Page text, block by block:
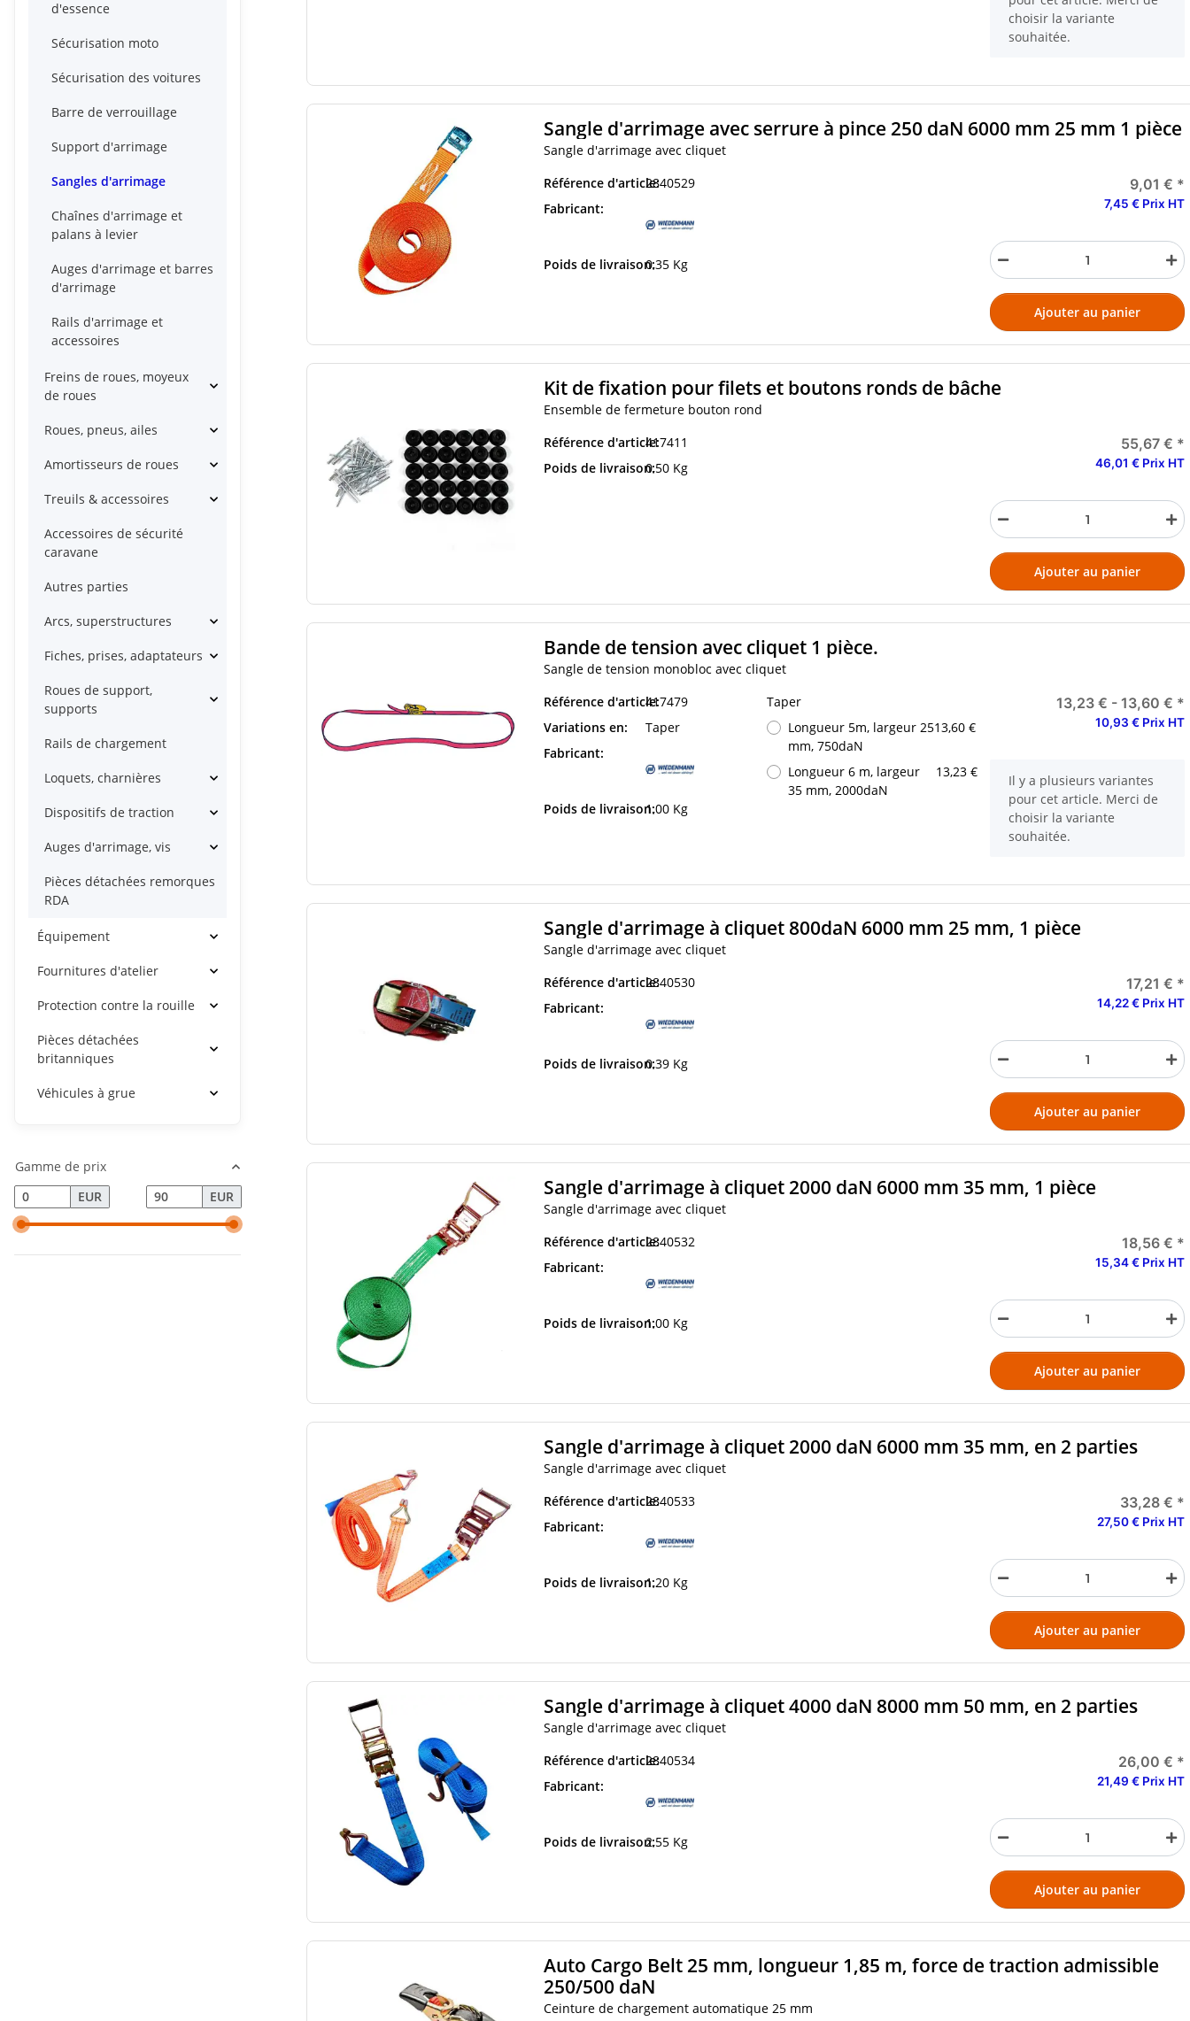
choisir la variante
souhaitée.
Sangle d'arrimage avec serrure à pince 250 daN 6000 mm 25 mm 1 pièce
Sangle d'arrimage avec cliquet
Référence d'article:2840529
Fabricant:
Poids de livraison:0,35 Kg
9,01 € *
7,45 € Prix HT
Ajouter au panier
Kit de fixation pour filets et boutons ronds de bâche
Ensemble de fermeture bouton rond
Référence d'article:417411
Poids de livraison:0,50 Kg
55,67 € *
46,01 € Prix HT
Ajouter au panier
Bande de tension avec cliquet 1 pièce.
Sangle de tension monobloc avec cliquet
Référence d'article:417479
Variations en:
Taper
Fabricant:
Poids de livraison:1,00 Kg
Taper
Longueur 5m, largeur 25
mm, 750daN
13,60 €
Longueur 6 m, largeur
35 mm, 2000daN
13,23 €
13,23 € - 13,60 € *
10,93 € Prix HT
x
Il y a plusieurs variantes
pour cet article. Merci de
choisir la variante
souhaitée.
Sangle d'arrimage à cliquet 800daN 6000 mm 25 mm, 1 pièce
Sangle d'arrimage avec cliquet
Référence d'article:2840530
Fabricant:
Poids de livraison:0,39 Kg
17,21 € *
14,22 € Prix HT
Ajouter au panier
Sangle d'arrimage à cliquet 2000 daN 6000 mm 35 mm, 1 pièce
Sangle d'arrimage avec cliquet
Référence d'article:2840532
Fabricant:
Poids de livraison:1,00 Kg
18,56 € *
15,34 € Prix HT
Ajouter au panier
Sangle d'arrimage à cliquet 2000 daN 6000 mm 35 mm, en 2 parties
Sangle d'arrimage avec cliquet
Référence d'article:2840533
Fabricant:
Poids de livraison:1,20 Kg
33,28 € *
27,50 € Prix HT
Ajouter au panier
Sangle d'arrimage à cliquet 4000 daN 8000 mm 50 mm, en 2 parties
Sangle d'arrimage avec cliquet
Référence d'article:2840534
Fabricant:
Poids de livraison:2,55 Kg
26,00 € *
21,49 € Prix HT
Ajouter au panier
Auto Cargo Belt 25 mm, longueur 1,85 m, force de traction admissible
250/500 daN
Ceinture de chargement automatique 25 mm
d'essence
Sécurisation moto
Sécurisation des voitures
Barre de verrouillage
Support d'arrimage
Sangles d'arrimage
Chaînes d'arrimage et
palans à levier
Auges d'arrimage et barres
d'arrimage
Rails d'arrimage et
accessoires
Freins de roues, moyeux
de roues
Roues, pneus, ailes
Amortisseurs de roues
Treuils & accessoires
Accessoires de sécurité
caravane
Autres parties
Arcs, superstructures
Fiches, prises, adaptateurs
Roues de support,
supports
Rails de chargement
Loquets, charnières
Dispositifs de traction
Auges d'arrimage, vis
Pièces détachées remorques
RDA
Équipement
Fournitures d'atelier
Protection contre la rouille
Pièces détachées
britanniques
Véhicules à grue
Gamme de prix
EUR
EUR